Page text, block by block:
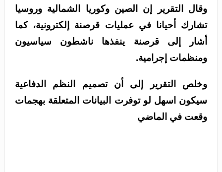
وقال التقرير إن الصين وكوريا الشمالية وروسيا
تشارك أحيانا في عمليات قرصنة إلكترونية، كما
أشار إلى قرصنة ينفذها ناشطون سياسيون
ومنظمات إجرامية.
وخلص التقرير إلى أن تصميم النظم الدفاعية
سيكون اسهل لو توفرت البيانات المتعلقة بهجمات
وقعت في الماضي